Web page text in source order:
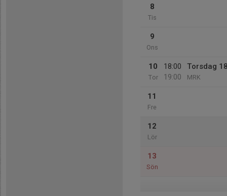
8
Tis
9
Ons
10
Tor
18:00
19:00
Torsdag
MRK
11
Fre
12
Lör
13
Sön